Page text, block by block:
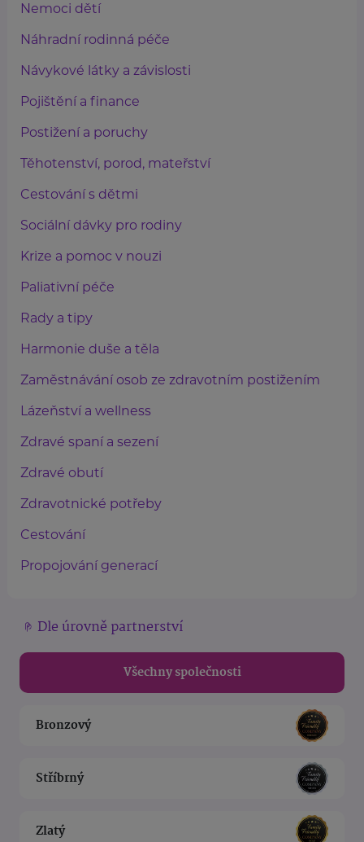
Nemoci dětí
Náhradní rodinná péče
Návykové látky a závislosti
Pojištění a finance
Postižení a poruchy
Těhotenství, porod, mateřství
Cestování s dětmi
Sociální dávky pro rodiny
Krize a pomoc v nouzi
Paliativní péče
Rady a tipy
Harmonie duše a těla
Zaměstnávání osob ze zdravotním postižením
Lázeňství a wellness
Zdravé spaní a sezení
Zdravé obutí
Zdravotnické potřeby
Cestování
Propojování generací
Dle úrovně partnerství
Všechny společnosti
Bronzový
Stříbrný
Zlatý